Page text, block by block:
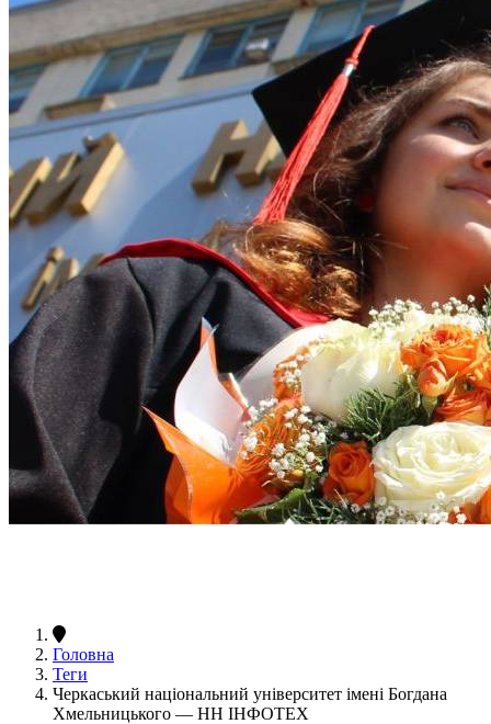
Головна
Теги
Черкаський національний університет імені Богдана
Хмельницького — НН ІНФОТЕХ